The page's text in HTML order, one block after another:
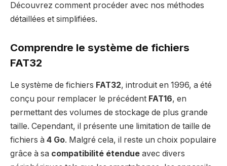
Découvrez comment procéder avec nos méthodes
détaillées et simplifiées.
Comprendre le système de fichiers
FAT32
Le système de fichiers FAT32, introduit en 1996, a été
conçu pour remplacer le précédent FAT16, en
permettant des volumes de stockage de plus grande
taille. Cependant, il présente une limitation de taille de
fichiers à 4 Go. Malgré cela, il reste un choix populaire
grâce à sa compatibilité étendue avec divers